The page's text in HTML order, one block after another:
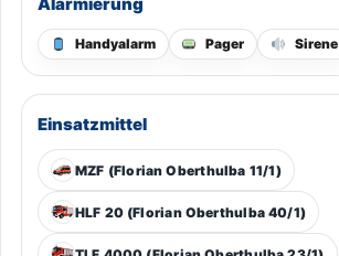
Handyalarm Pager Sirene
Einsatzmittel
MZF (Florian Oberthulba 11/1)
HLF 20 (Florian Oberthulba 40/1)